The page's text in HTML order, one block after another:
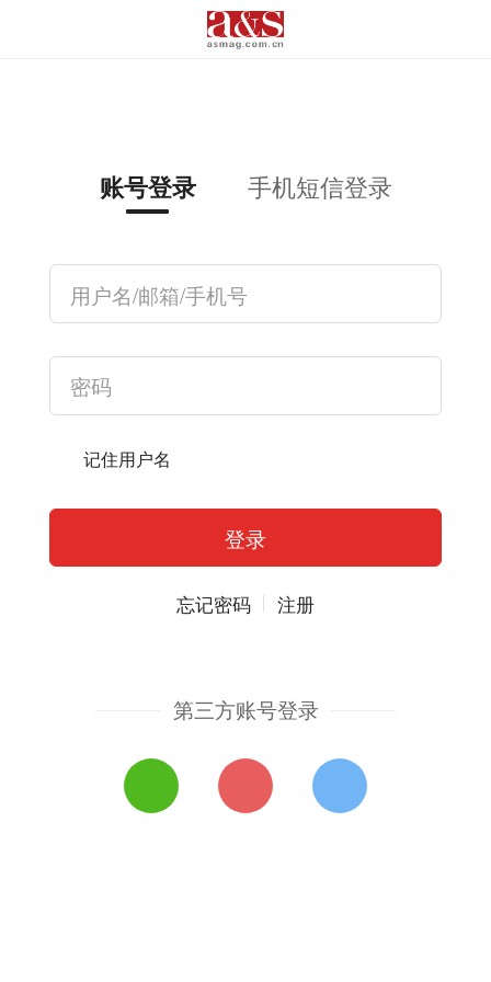
账号登录 手机短信登录
记住用户名
忘记密码 注册
第三方账号登录